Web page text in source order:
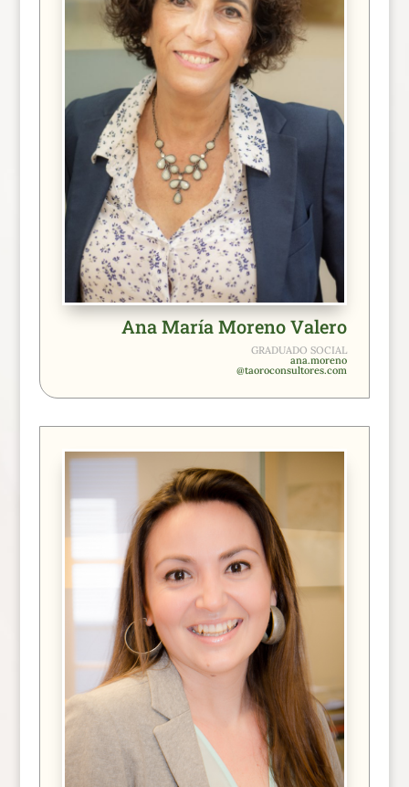
Ana María Moreno Valero
GRADUADO SOCIAL
ana.moreno
@taoroconsultores.com